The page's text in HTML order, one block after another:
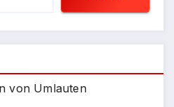
von Umlauten